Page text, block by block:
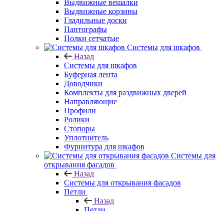
Выдвижные вешалки
Выдвижные корзины
Гладильные доски
Пантографы
Полки сетчатые
Системы для шкафов
Назад
Системы для шкафов
Буферная лента
Доводчики
Комплекты для раздвижных дверей
Направляющие
Профили
Ролики
Стопоры
Уплотнитель
Фурнитура для шкафов
Системы для
открывания фасадов
Назад
Системы для открывания фасадов
Петли
Назад